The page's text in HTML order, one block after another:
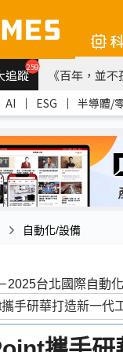
追蹤259 《百年，並
AI ｜ ESG ｜ 半導體/
自動化/設備
2025台北國際自動